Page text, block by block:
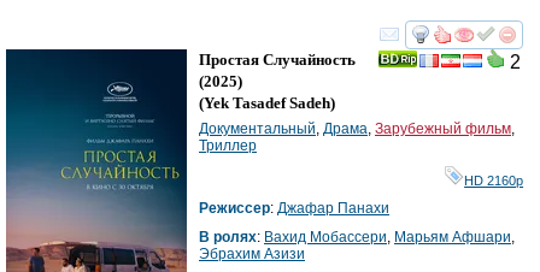
смотреть
2
Простая Случайность
(2025)
(Yek Tasadef Sadeh)
Документальный, Драма, Зарубежный фильм,
Триллер
HD 2160р
Режиссер: Джафар Панахи
В ролях: Вахид Мобассери, Марьям Афшари,
Эбрахим Азизи